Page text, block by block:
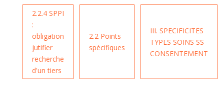
2.2.4 SPPI
:
obligation
jutifier
recherche
d'un tiers
2.2 Points
spécifiques
III. SPECIFICITES
TYPES SOINS SS
CONSENTEMENT